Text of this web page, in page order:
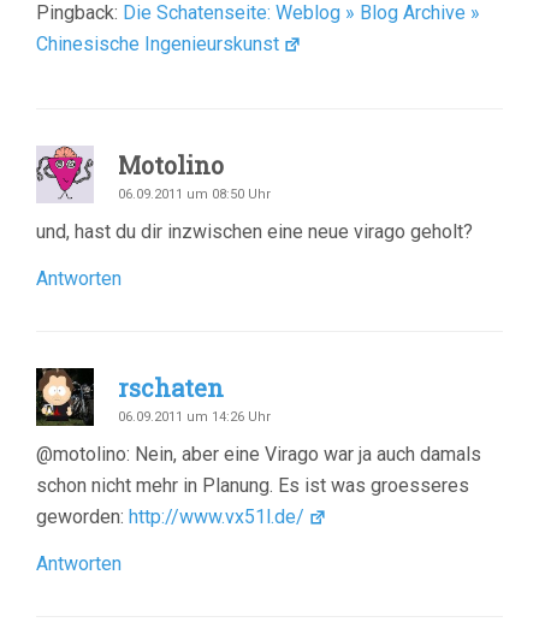
Pingback: Die Schatenseite: Weblog » Blog Archive »
Chinesische Ingenieurskunst
Motolino
06.09.2011 um 08:50 Uhr
und, hast du dir inzwischen eine neue virago geholt?
Antworten
rschaten
06.09.2011 um 14:26 Uhr
@motolino: Nein, aber eine Virago war ja auch damals
schon nicht mehr in Planung. Es ist was groesseres
geworden: http://www.vx51l.de/
Antworten